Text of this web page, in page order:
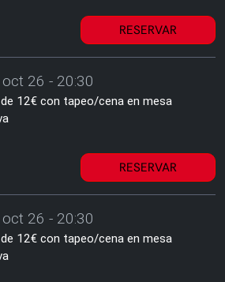
RESERVAR
oct 26 - 20:30
12€ con tapeo/cena en mesa
RESERVAR
oct 26 - 20:30
12€ con tapeo/cena en mesa